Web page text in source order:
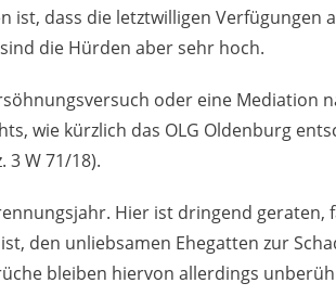
ist, dass die letztwilligen Verfügungen
die Hürden aber sehr hoch.
oder eine Mediation
wie kürzlich das OLG Oldenburg
3 W 71/18).
Hier ist dringend geraten,
den unliebsamen Ehegatten zur
bleiben hiervon allerdings